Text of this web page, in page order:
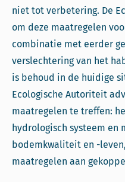
niet tot verbetering. De
om deze maatregelen
combinatie met eerder
verslechtering van het
is behoud in de huidige
Ecologische Autoriteit
maatregelen te treffen:
hydrologisch systeem en
bodemkwaliteit en -
maatregelen aan